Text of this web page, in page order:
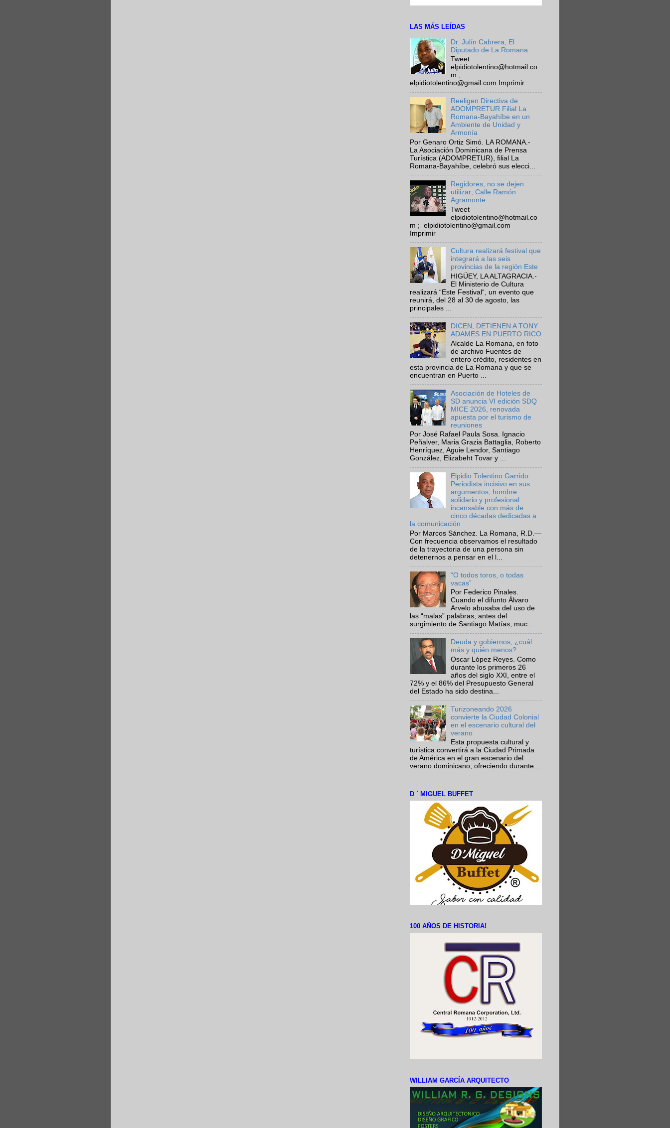
LAS MÁS LEÍDAS
Dr. Julín Cabrera, El
Diputado de La Romana
Tweet
elpidiotolentino@hotmail.co
m ;
elpidiotolentino@gmail.com Imprimir
Reeligen Directiva de
ADOMPRETUR Filial La
Romana-Bayahíbe en un
Ambiente de Unidad y
Armonía
Por Genaro Ortiz Simó. LA ROMANA.-
La Asociación Dominicana de Prensa
Turística (ADOMPRETUR), filial La
Romana-Bayahíbe, celebró sus elecci...
Regidores, no se dejen
utilizar; Calle Ramón
Agramonte
Tweet
elpidiotolentino@hotmail.co
m ; elpidiotolentino@gmail.com
Imprimir
Cultura realizará festival que
integrará a las seis
provincias de la región Este
HIGÜEY, LA ALTAGRACIA.-
El Ministerio de Cultura
realizará “Este Festival“, un evento que
reunirá, del 28 al 30 de agosto, las
principales ...
DICEN, DETIENEN A TONY
ADAMES EN PUERTO RICO
Alcalde La Romana, en foto
de archivo Fuentes de
entero crédito, residentes en
esta provincia de La Romana y que se
encuentran en Puerto ...
Asociación de Hoteles de
SD anuncia VI edición SDQ
MICE 2026, renovada
apuesta por el turismo de
reuniones
Por José Rafael Paula Sosa. Ignacio
Peñalver, Maria Grazia Battaglia, Roberto
Henríquez, Aguie Lendor, Santiago
González, Elizabeht Tovar y ...
Elpidio Tolentino Garrido:
Periodista incisivo en sus
argumentos, hombre
solidario y profesional
incansable con más de
cinco décadas dedicadas a
la comunicación
Por Marcos Sánchez. La Romana, R.D.—
Con frecuencia observamos el resultado
de la trayectoria de una persona sin
detenernos a pensar en el l...
“O todos toros, o todas
vacas”
Por Federico Pinales.
Cuando el difunto Álvaro
Arvelo abusaba del uso de
las “malas” palabras, antes del
surgimiento de Santiago Matías, muc...
Deuda y gobiernos, ¿cuál
más y quién menos?
Oscar López Reyes. Como
durante los primeros 26
años del siglo XXI, entre el
72% y el 86% del Presupuesto General
del Estado ha sido destina...
Turizoneando 2026
convierte la Ciudad Colonial
en el escenario cultural del
verano
Esta propuesta cultural y
turística convertirá a la Ciudad Primada
de América en el gran escenario del
verano dominicano, ofreciendo durante...
D ´ MIGUEL BUFFET
100 AÑOS DE HISTORIA!
WILLIAM GARCÍA ARQUITECTO